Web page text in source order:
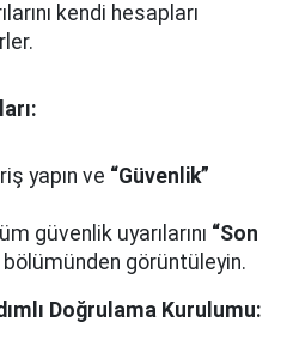
kendi hesapları
yapın ve “Güvenlik”
güvenlik uyarılarını “Son
bölümünden görüntüleyin.
Doğrulama Kurulumu: